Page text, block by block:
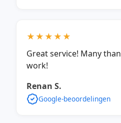
★★★★★
Great service! Many
work!
Renan S.
Google-beoordelingen